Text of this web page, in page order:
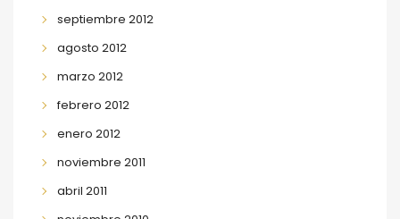
septiembre 2012
agosto 2012
marzo 2012
febrero 2012
enero 2012
noviembre 2011
abril 2011